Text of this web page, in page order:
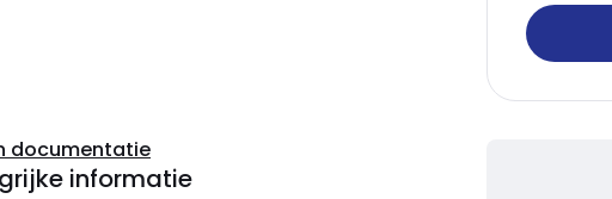
documentatie
informatie